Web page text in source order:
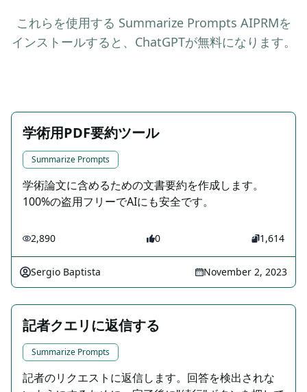
これらを使用する Summarize Prompts AIPRMを
インストールすると、ChatGPTが無料になります。
学術用PDF要約ツール
Summarize Prompts
学術論文に含めるための文書要約を作成します。
100%の盗用フリーでAIにも安全です。
2,890 0 1,614
Sergio Baptista November 2, 2023
記者クエリに返信する
Summarize Prompts
記者のリクエストに返信します。回答を検出されな